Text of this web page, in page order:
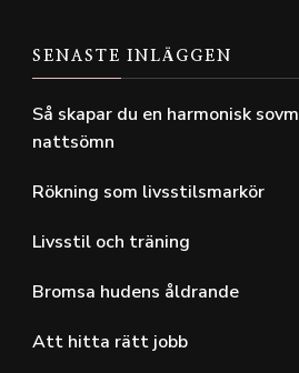
SENASTE INLÄGGEN
Så skapar du en harmonisk
nattsömn
Rökning som livsstilsmarkör
Livsstil och träning
Bromsa hudens åldrande
Att hitta rätt jobb